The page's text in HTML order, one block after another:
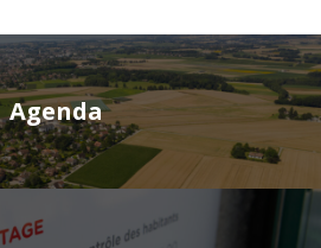
Agenda